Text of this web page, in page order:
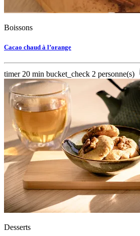
Boissons
Cacao chaud à l’orange
timer20 min bucket_check 2 personne(s)
Desserts